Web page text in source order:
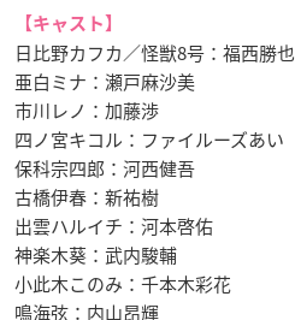
【キャスト】
日比野カフカ／怪獣8号：福西勝也
亜白ミナ：瀬戸麻沙美
市川レノ：加藤渉
四ノ宮キコル：ファイルーズあい
保科宗四郎：河西健吾
古橋伊春：新祐樹
出雲ハルイチ：河本啓佑
神楽木葵：武内駿輔
小此木このみ：千本木彩花
鳴海弦：内山昂輝